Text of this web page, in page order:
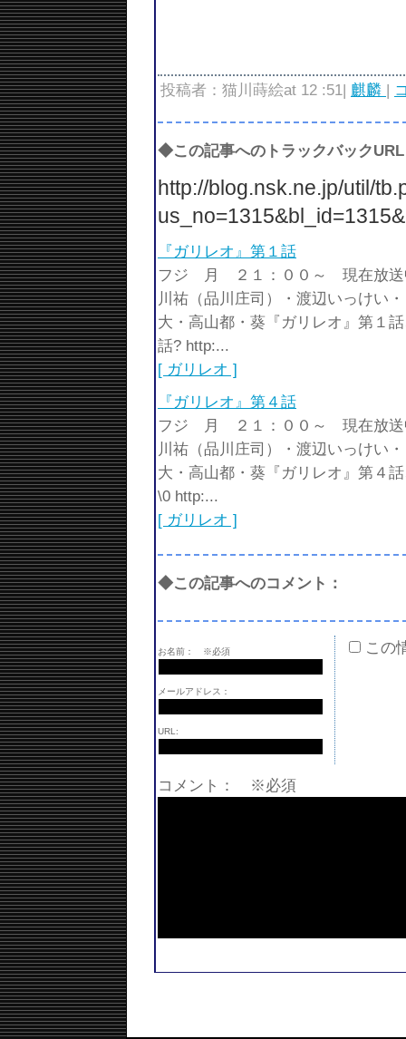
投稿者：猫川蒔絵at 12 :51| 麒麟 |
◆この記事へのトラックバック
http://blog.nsk.ne.jp/util/
『ガリレオ』第１話
フジ 月 ２１：００～ 現在放送
川祐（品川庄司）・渡辺いっ
大・高山都・葵『ガリレオ』第１
話? http:...
[ ガリレオ ]
『ガリレオ』第４話
フジ 月 ２１：００～ 現在放送
川祐（品川庄司）・渡辺いっ
大・高山都・葵『ガリレオ』第４
\0 http:...
[ ガリレオ ]
◆この記事へのコメント：
お名前： ※必須
メールアドレス：
URL:
この
コメント： ※必須